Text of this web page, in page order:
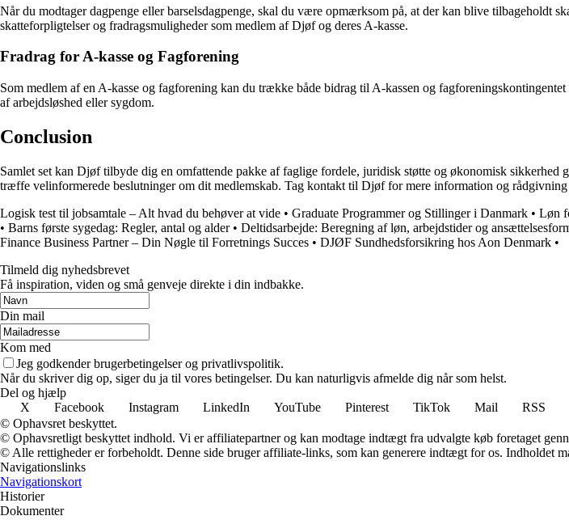
Når du modtager dagpenge eller barselsdagpenge, skal du være opmærksom på, at der kan blive tilbageholdt
skatteforpligtelser og fradragsmuligheder som medlem af Djøf og deres A-kasse.
Fradrag for A-kasse og Fagforening
Som medlem af en A-kasse og fagforening kan du trække både bidrag til A-kassen og
af arbejdsløshed eller sygdom.
Conclusion
Samlet set kan Djøf tilbyde dig en omfattende pakke af faglige fordele, juridisk støtte og økonomisk sikkerhed
træffe velinformerede beslutninger om dit medlemskab. Tag kontakt til Djøf for mere information og
Logisk test til jobsamtale – Alt hvad du behøver at vide • Graduate Programmer og Stillinger i Danmark • Løn
• Barns første sygedag: Regler, antal og alder• Deltidsarbejde: Beregning af løn, arbejdstider og
Finance Business Partner – Din Nøgle til Forretnings Succes • DJØF Sundhedsforsikring hos Aon Denmark •
Tilmeld dig nyhedsbrevet
Få inspiration, viden og små genveje direkte i din indbakke.
Din mail
Kom med
Jeg godkender brugerbetingelser og privatlivspolitik.
Når du skriver dig op, siger du ja til vores betingelser. Du kan naturligvis afmelde dig når som helst.
Del og hjælp
X
Facebook Instagram LinkedIn YouTube Pinterest TikTok Mail
RSS
© Ophavsret beskyttet.
© Ophavsretligt beskyttet indhold. Vi er affiliatepartner og kan modtage indtægt fra udvalgte køb foretaget
© Alle rettigheder er forbeholdt. Denne side bruger affiliate-links, som kan generere indtægt for os. Indholdet
Navigationslinks
Navigationskort
Historier
Dokumenter